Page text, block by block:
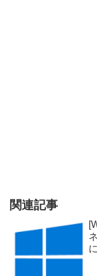
関連記事